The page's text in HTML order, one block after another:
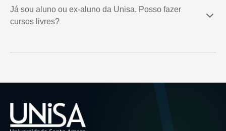
Já sou aluno ou ex-aluno da Unisa. Posso fazer
cursos livres?